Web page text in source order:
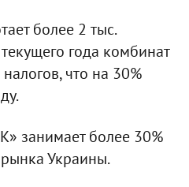
более 2 тыс.
года комбинат
что на 30%
занимает более 30%
Украины.